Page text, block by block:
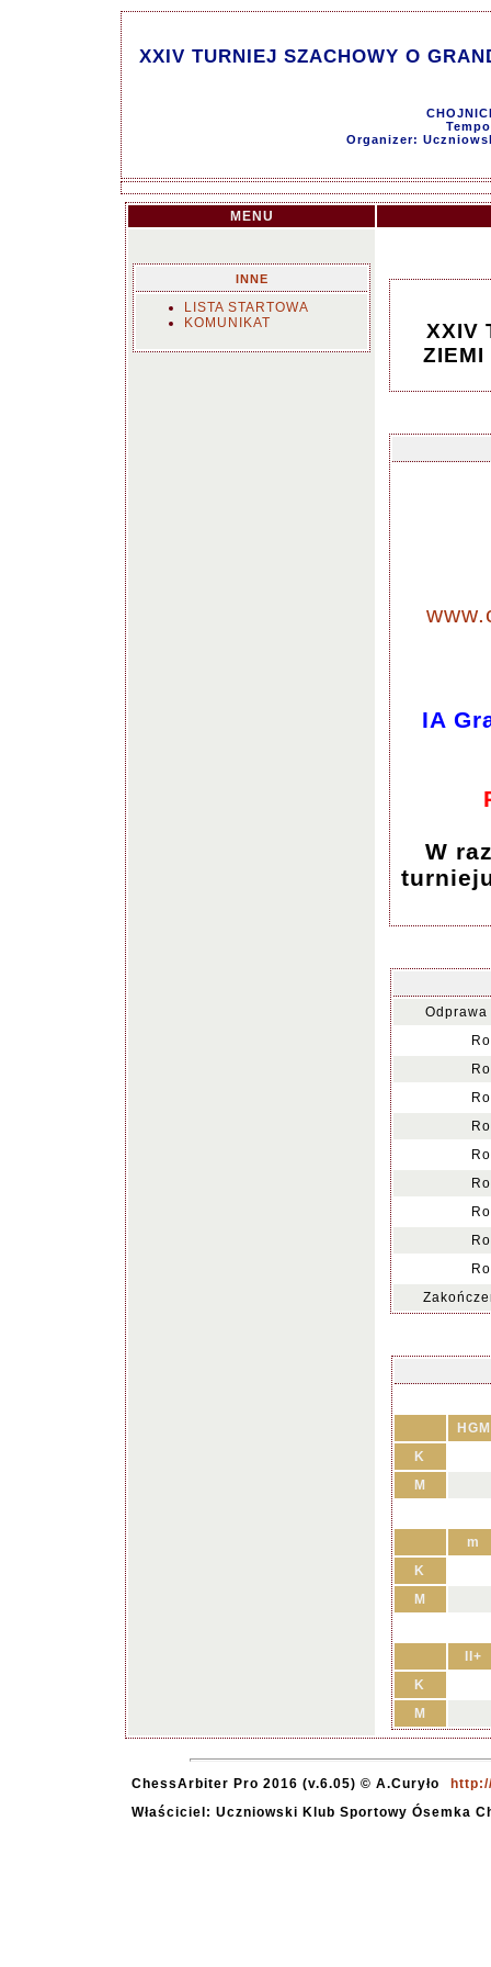
XXIV TURNIEJ SZACHOWY O
Organizer:
MENU
INNE
LISTA STARTOWA
KOMUNIKAT
XXIV
ZIEMI
IA
W
HGM
K
M
m
K
M
II+
K
M
ChessArbiter Pro 2016 (v.6.05) © A.Curyło
Właściciel: Uczniowski Klub Sportowy Ósemka